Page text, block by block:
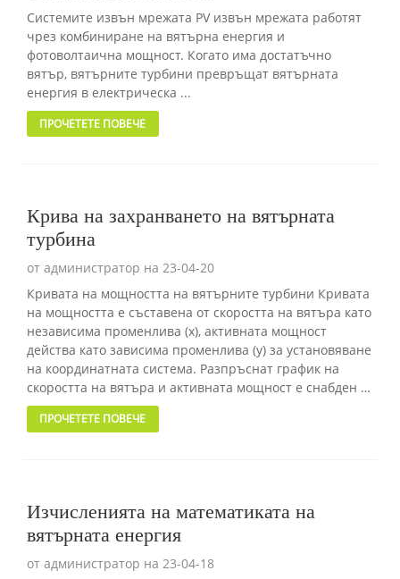
Системите извън мрежата PV извън мрежата работят
чрез комбиниране на вятърна енергия и
фотоволтаична мощност. Когато има достатъчно
вятър, вятърните турбини превръщат вятърната
енергия в електрическа ...
ПРОЧЕТЕТЕ ПОВЕЧЕ
Крива на захранването на вятърната
турбина
от администратор на 23-04-20
Кривата на мощността на вятърните турбини Кривата
на мощността е съставена от скоростта на вятъра като
независима променлива (x), активната мощност
действа като зависима променлива (y) за установяване
на координатната система. Разпръснат график на
скоростта на вятъра и активната мощност е снабден с
монтажна крива ...
ПРОЧЕТЕТЕ ПОВЕЧЕ
Изчисленията на математиката на
вятърната енергия
от администратор на 23-04-18